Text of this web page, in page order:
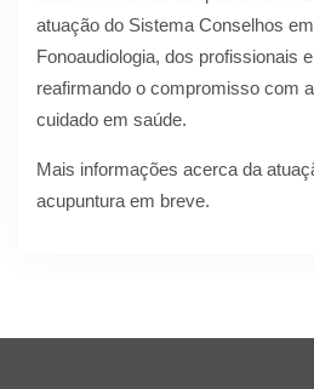
atuação do Sistema Conselhos
Fonoaudiologia, dos profissionais
reafirmando o compromisso com
cuidado em saúde.
Mais informações acerca da
acupuntura em breve.